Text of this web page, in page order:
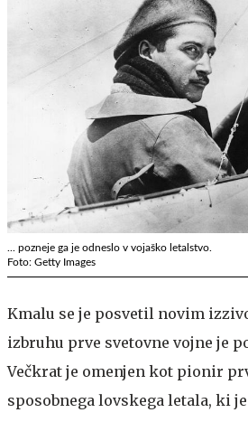
... pozneje ga je odneslo v vojaško letalstvo.
Foto: Getty Images
Kmalu se je posvetil novim
izbruhu prve svetovne vojne je
Večkrat je omenjen kot pionir
sposobnega lovskega letala, ki